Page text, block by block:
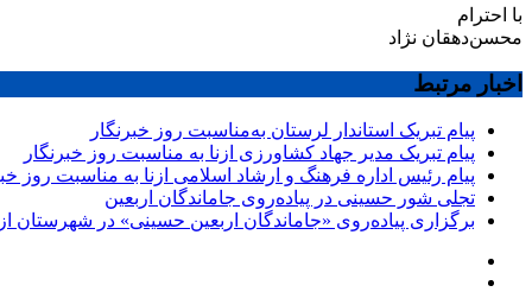
با احترام
محسن‌دهقان نژاد
اخبار مرتبط
پیام تبریک استاندار لرستان به‌مناسبت روز خبرنگار
پیام تبریک مدیر جهاد کشاورزی ازنا به مناسبت روز خبرنگار
پیام رئیس اداره فرهنگ و ارشاد اسلامی ازنا به مناسبت روز
تجلی شور حسینی در پیاده‌روی جاماندگان اربعین
برگزاری پیاده‌روی «جاماندگان اربعین حسینی» در شهرستان